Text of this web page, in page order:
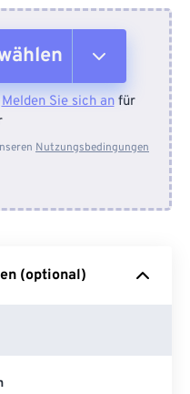
Melden Sie sich anfür
Nutzungsbedingungen
(optional)